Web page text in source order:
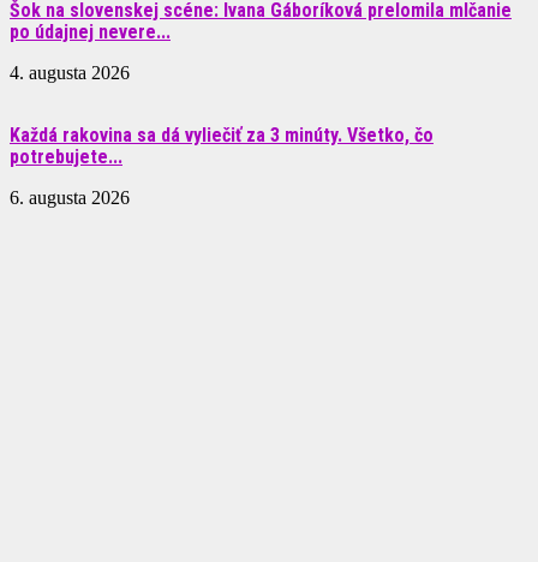
Šok na slovenskej scéne: Ivana Gáboríková prelomila mlčanie
po údajnej nevere...
4. augusta 2026
Každá rakovina sa dá vyliečiť za 3 minúty. Všetko, čo
potrebujete...
6. augusta 2026